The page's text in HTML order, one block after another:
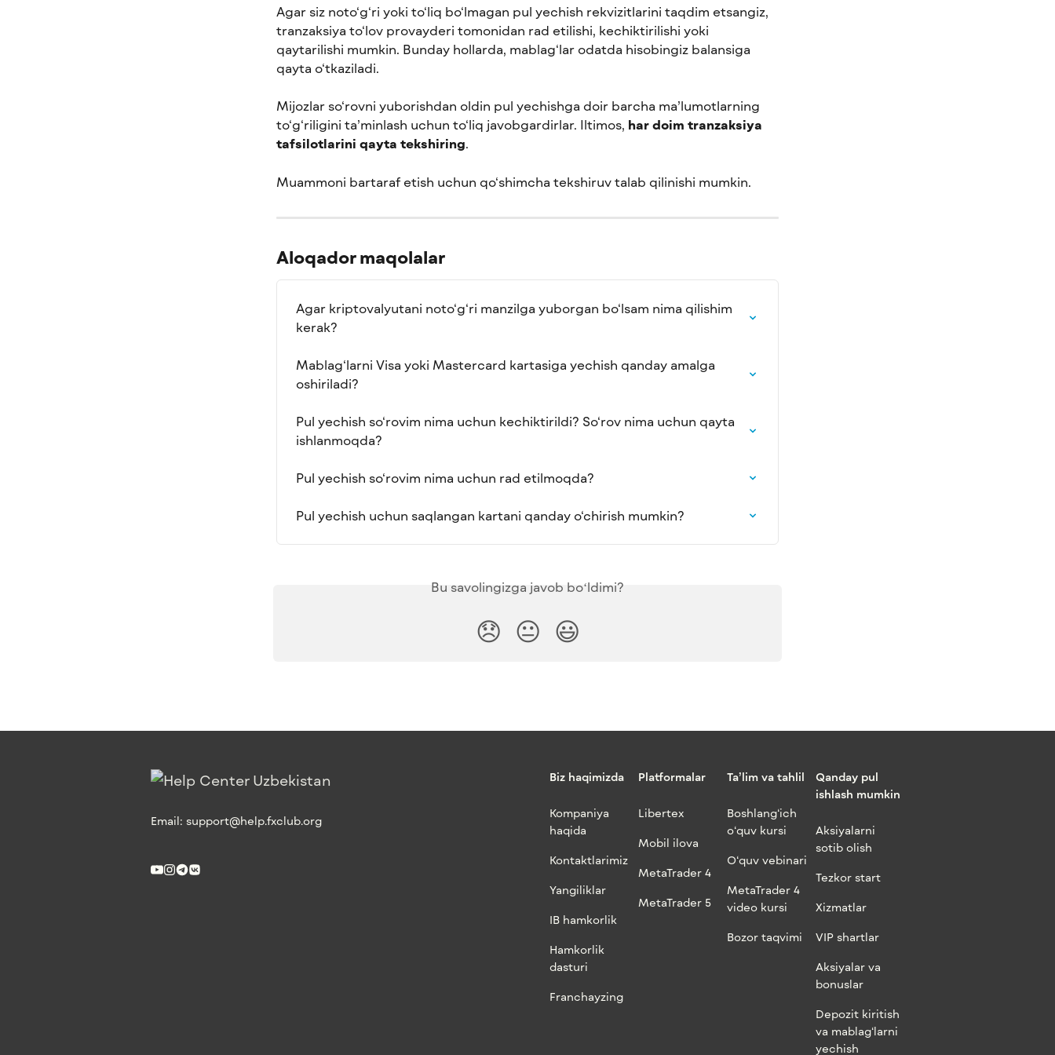
Agar siz noto‘g‘ri yoki to‘liq bo‘lmagan pul yechish rekvizitlarini taqdim etsangiz,
tranzaksiya to‘lov provayderi tomonidan rad etilishi, kechiktirilishi yoki
qaytarilishi mumkin. Bunday hollarda, mablag‘lar odatda hisobingiz balansiga
qayta o‘tkaziladi.
Mijozlar so‘rovni yuborishdan oldin pul yechishga doir barcha ma’lumotlarning
to‘g‘riligini ta’minlash uchun to‘liq javobgardirlar. Iltimos, har doim tranzaksiya
tafsilotlarini qayta tekshiring.
Muammoni bartaraf etish uchun qo‘shimcha tekshiruv talab qilinishi mumkin.
Aloqador maqolalar
Agar kriptovalyutani noto‘g‘ri manzilga yuborgan bo‘lsam nima qilishim
kerak?
Mablag‘larni Visa yoki Mastercard kartasiga yechish qanday amalga
oshiriladi?
Pul yechish so‘rovim nima uchun kechiktirildi? So‘rov nima uchun qayta
ishlanmoqda?
Pul yechish so‘rovim nima uchun rad etilmoqda?
Pul yechish uchun saqlangan kartani qanday o‘chirish mumkin?
Bu savolingizga javob boʻldimi?
😞 😐 😃
Email: support@help.fxclub.org
Biz haqimizda
Kompaniya
haqida
Kontaktlarimiz
Yangiliklar
IB hamkorlik
Hamkorlik
dasturi
Franchayzing
Platformalar
Libertex
Mobil ilova
MetaTrader 4
MetaTrader 5
Ta’lim va tahlil
Boshlang‘ich
o‘quv kursi
O‘quv vebinari
MetaTrader 4
video kursi
Bozor taqvimi
Qanday pul
ishlash mumkin
Aksiyalarni
sotib olish
Tezkor start
Xizmatlar
VIP shartlar
Aksiyalar va
bonuslar
Depozit kiritish
va mablag‘larni
yechish